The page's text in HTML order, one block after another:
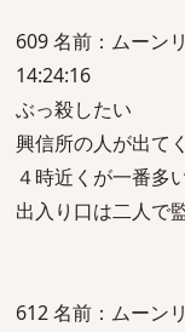
609 名前：ムーン
14:24:16
ぶっ殺したい
興信所の人が出て
４時近くが一番多
出入り口は二人で
612 名前：ムーン